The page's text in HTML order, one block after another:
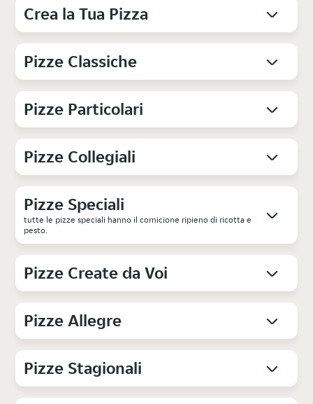
Crea la Tua Pizza
Pizze Classiche
Pizze Particolari
Pizze Collegiali
Pizze Speciali
tutte le pizze speciali hanno il cornicione ripieno di ricotta e
pesto.
Pizze Create da Voi
Pizze Allegre
Pizze Stagionali